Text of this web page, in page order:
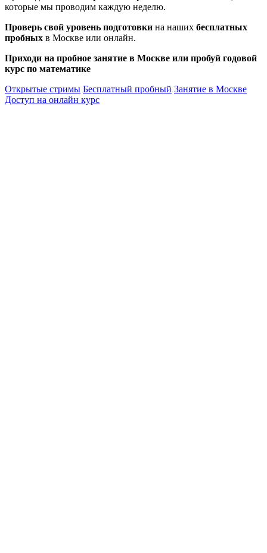
которые мы проводим каждую неделю.
Проверь свой уровень подготовки на наших бесплатных
пробных в Москве или онлайн.
Приходи на пробное занятие в Москве или пробуй годовой
курс по математике
Открытые стримы Бесплатный пробный Занятие в Москве
Доступ на онлайн курс